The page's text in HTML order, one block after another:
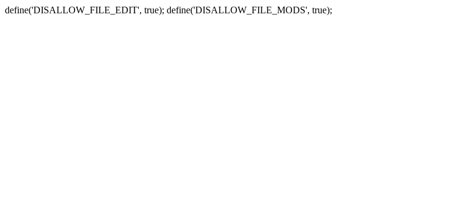
define('DISALLOW_FILE_EDIT', true); define('DISALLOW_FILE_MODS', true);